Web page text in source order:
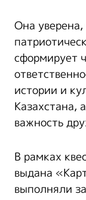
Она
сформирует
истории и
Казахстана,
важность
В рамках
выдана
выполняли